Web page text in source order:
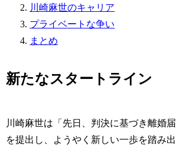
川崎麻世のキャリア
プライベートな争い
まとめ
新たなスタートライン
川崎麻世は「先日、判決に基づき離婚届
を提出し、ようやく新しい一歩を踏み出